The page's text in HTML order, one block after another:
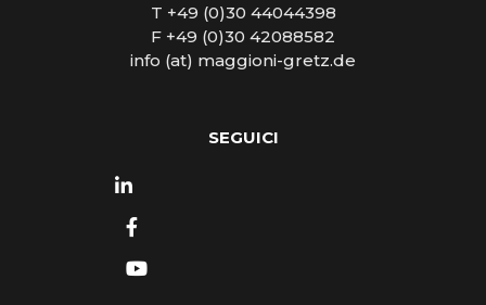
T +49 (0)30 44044398
F +49 (0)30 42088582
info (at) maggioni-gretz.de
SEGUICI